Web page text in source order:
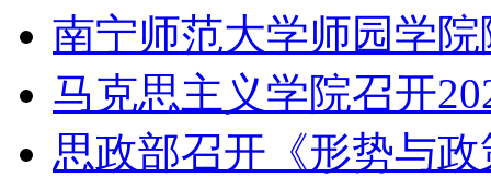
南宁师范大学师园学
马克思主义学院召开
思政部召开《形势与